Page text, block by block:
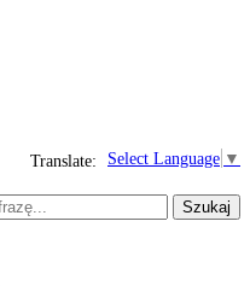
Select Language ▼
Translate:
Szukaj